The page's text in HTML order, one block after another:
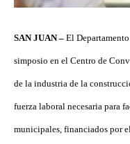
SAN JUAN – El
simposio en el Centro de
de la industria de la
fuerza laboral necesaria para
municipales, financiados por